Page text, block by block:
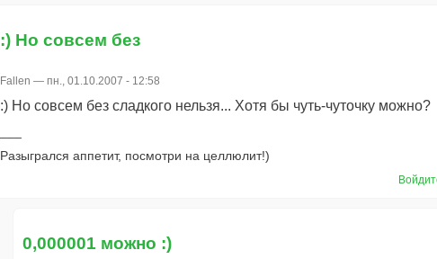
:) Но совсем без
Fallen — пн., 01.10.2007 - 12:58
:) Но совсем без сладкого нельзя... Хотя бы чуть-чуточку можно?
Разыгрался аппетит, посмотри на целлюлит!)
0,000001 можно :)